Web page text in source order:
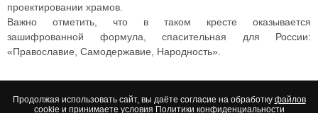
проектировании храмов.
Важно отметить, что в таком кресте оказывается
зашифрованной формула, спасительная для России:
«Православие, Самодержавие, Народность».
Продолжая использовать сайт, вы даёте согласие на обработку файлов
cookie и принимаете условия Политики конфиденциальности